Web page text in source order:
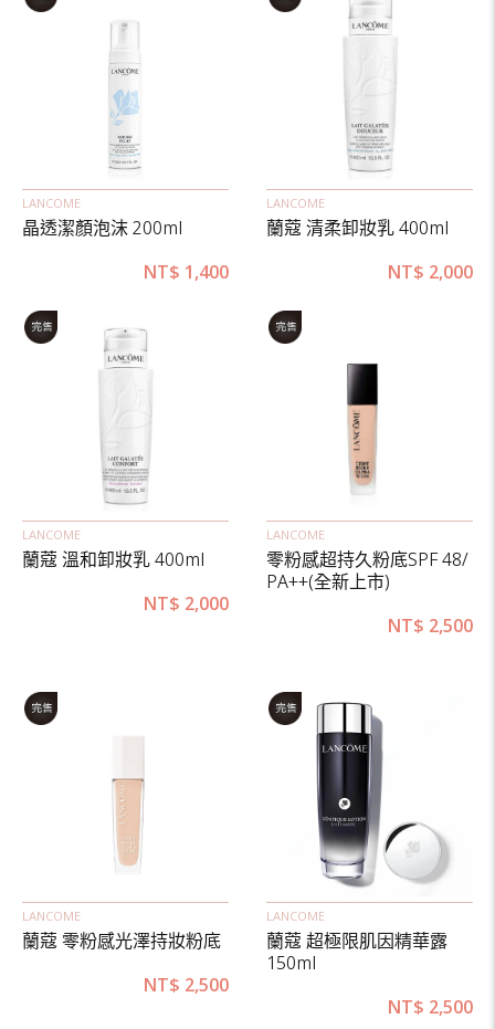
LANCOME
晶透潔顏泡沫 200ml
NT$ 1,400
LANCOME
蘭蔻 清柔卸妝乳 400ml
NT$ 2,000
LANCOME
蘭蔻 溫和卸妝乳 400ml
NT$ 2,000
LANCOME
零粉感超持久粉底SPF 48/
PA++(全新上市)
NT$ 2,500
LANCOME
蘭蔻 零粉感光澤持妝粉底
NT$ 2,500
LANCOME
蘭蔻 超極限肌因精華露
150ml
NT$ 2,500